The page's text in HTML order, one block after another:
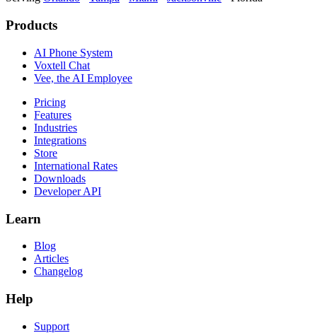
Products
AI Phone System
Voxtell Chat
Vee, the AI Employee
Pricing
Features
Industries
Integrations
Store
International Rates
Downloads
Developer API
Learn
Blog
Articles
Changelog
Help
Support